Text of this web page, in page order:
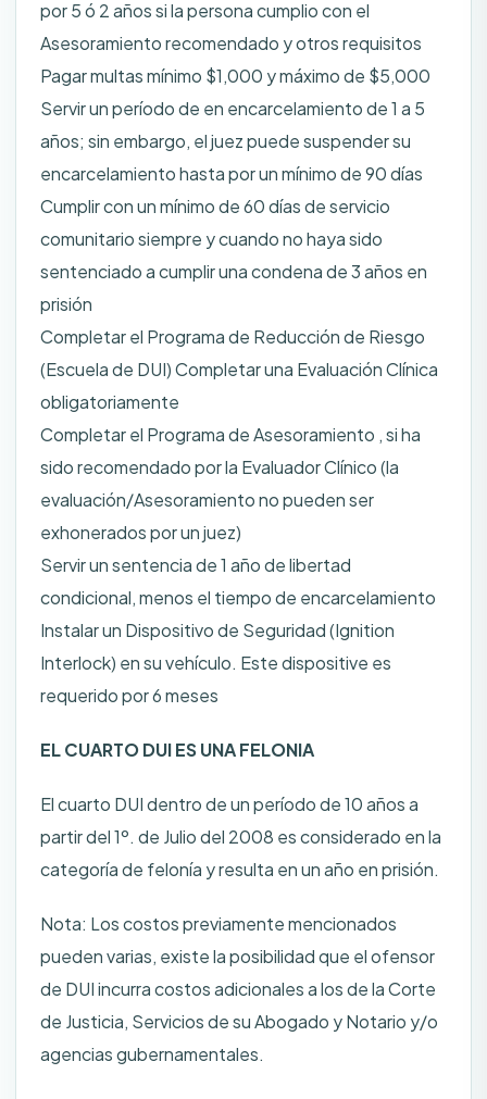
por 5 ó 2 años si la persona cumplio con el
Asesoramiento recomendado y otros requisitos
Pagar multas mínimo $1,000 y máximo de $5,000
Servir un período de en encarcelamiento de 1 a 5
años; sin embargo, el juez puede suspender su
encarcelamiento hasta por un mínimo de 90 días
Cumplir con un mínimo de 60 días de servicio
comunitario siempre y cuando no haya sido
sentenciado a cumplir una condena de 3 años en
prisión
Completar el Programa de Reducción de Riesgo
(Escuela de DUI) Completar una Evaluación Clínica
obligatoriamente
Completar el Programa de Asesoramiento , si ha
sido recomendado por la Evaluador Clínico (la
evaluación/Asesoramiento no pueden ser
exhonerados por un juez)
Servir un sentencia de 1 año de libertad
condicional, menos el tiempo de encarcelamiento
Instalar un Dispositivo de Seguridad (Ignition
Interlock) en su vehículo. Este dispositive es
requerido por 6 meses
EL CUARTO DUI ES UNA FELONIA
El cuarto DUI dentro de un período de 10 años a
partir del 1º. de Julio del 2008 es considerado en la
categoría de felonía y resulta en un año en prisión.
Nota: Los costos previamente mencionados
pueden varias, existe la posibilidad que el ofensor
de DUI incurra costos adicionales a los de la Corte
de Justicia, Servicios de su Abogado y Notario y/o
agencias gubernamentales.